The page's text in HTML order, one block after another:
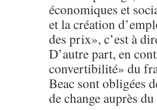
économiques et
et la création
des prix», c’est à
D’autre part, en
convertibilité» du
Beac sont obligées
de change auprès